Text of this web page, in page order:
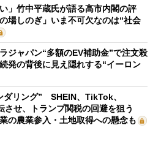
」竹中平蔵氏が語る高市内閣の評
場しのぎ」いま不可欠なのは“社会
ジャパン“多額のEV補助金”で注文殺
発の背後に見え隠れする“イーロン
ダリング” SHEIN、TikTok、
せ、トランプ関税の回避を狙う
の農業参入・土地取得への懸念も